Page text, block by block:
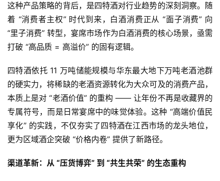
页
公
司
深
度
人
物
观
这种产品策略的背后，是四特酒对行业趋势的深刻洞察。随
着 “消费者主权” 时代到来，白酒消费正从 “面子消费” 向
“里子消费” 转型，宴席市场作为白酒消费的核心场景，亟需
打破 “高品质 = 高溢价” 的固有逻辑。
四特酒依托 11 万吨储能规模与华东最大地下万吨老酒池群
的硬实力，将稀缺的老酒资源转化为大众可及的消费产品，
本质上是对 “老酒价值” 的重构 —— 让年份不再是收藏界的
专属符号，而是日常宴席中的味觉体验。这种 “高端价值民
享化” 的实践，不仅夯实了四特酒在江西市场的龙头地位，
更为区域酒企突破 “价格内卷” 提供了新路径。
渠道革新：从 “压货博弈” 到 “共生共荣” 的生态重构